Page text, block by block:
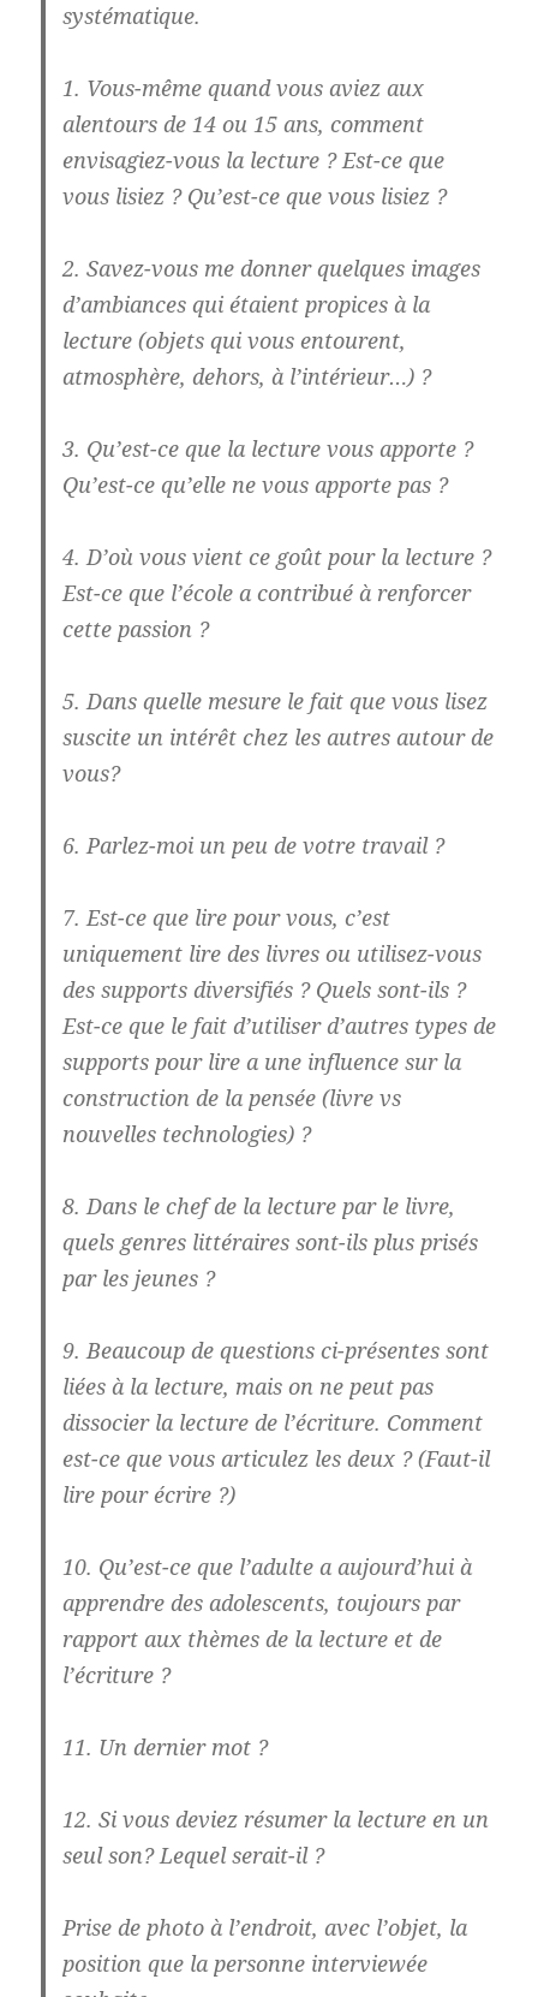
systématique.
1. Vous-même quand vous aviez aux
alentours de 14 ou 15 ans, comment
envisagiez-vous la lecture ? Est-ce que
vous lisiez ? Qu’est-ce que vous lisiez ?
2. Savez-vous me donner quelques images
d’ambiances qui étaient propices à la
lecture (objets qui vous entourent,
atmosphère, dehors, à l’intérieur…) ?
3. Qu’est-ce que la lecture vous apporte ?
Qu’est-ce qu’elle ne vous apporte pas ?
4. D’où vous vient ce goût pour la lecture ?
Est-ce que l’école a contribué à renforcer
cette passion ?
5. Dans quelle mesure le fait que vous lisez
suscite un intérêt chez les autres autour de
vous?
6. Parlez-moi un peu de votre travail ?
7. Est-ce que lire pour vous, c’est
uniquement lire des livres ou utilisez-vous
des supports diversifiés ? Quels sont-ils ?
Est-ce que le fait d’utiliser d’autres types de
supports pour lire a une influence sur la
construction de la pensée (livre vs
nouvelles technologies) ?
8. Dans le chef de la lecture par le livre,
quels genres littéraires sont-ils plus prisés
par les jeunes ?
9. Beaucoup de questions ci-présentes sont
liées à la lecture, mais on ne peut pas
dissocier la lecture de l’écriture. Comment
est-ce que vous articulez les deux ? (Faut-il
lire pour écrire ?)
10. Qu’est-ce que l’adulte a aujourd’hui à
apprendre des adolescents, toujours par
rapport aux thèmes de la lecture et de
l’écriture ?
11. Un dernier mot ?
12. Si vous deviez résumer la lecture en un
seul son? Lequel serait-il ?
Prise de photo à l’endroit, avec l’objet, la
position que la personne interviewée